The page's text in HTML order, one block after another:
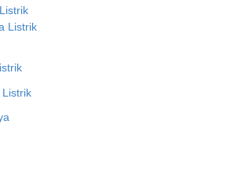
Listrik
Listrik